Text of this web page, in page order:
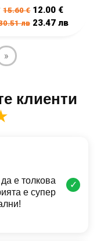
15.60€ 12.00 €
лв 23.47 лв
»
клиенти
е толкова
е супер
✓